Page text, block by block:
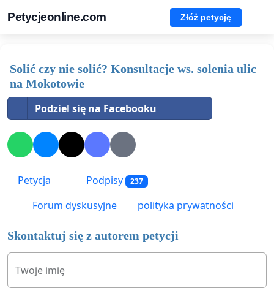
Petycjeonline.com Złóż petycję
Solić czy nie solić? Konsultacje ws. solenia ulic
na Mokotowie
Podziel się na Facebooku
Petycja Podpisy 237
Forum dyskusyjne polityka prywatności
Skontaktuj się z autorem petycji
Twoje imię